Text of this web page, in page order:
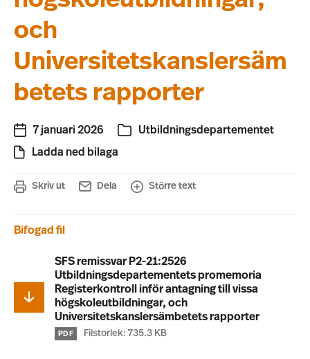
och
Universitetskanslersäm
betets rapporter
7 januari 2026
Utbildningsdepartementet
Ladda ned bilaga
Skriv ut Dela Större text
Bifogad fil
SFS remissvar P2-21:2526
Utbildningsdepartementets promemoria
Registerkontroll inför antagning till vissa
högskoleutbildningar, och
Universitetskanslersämbetets rapporter
PDF Filstorlek: 735.3 KB